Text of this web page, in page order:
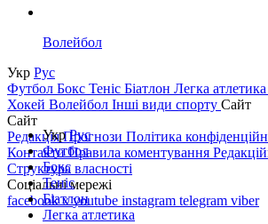
Волейбол
Укр Рус
Футбол Бокс Теніс Біатлон Легка атлетика
Хокей Волейбол Інші види спорту Сайт
Сайт
РедакціяПрогнози Політика
КонтактиПравила коментування
Структура власності
Соціальні мережі
facebookxyoutube instagram telegram viber
УкрРус
Футбол
Бокс
Теніс
Біатлон
Легка атлетика